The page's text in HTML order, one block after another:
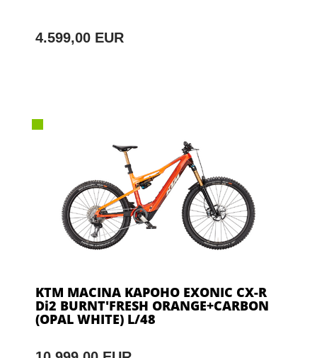
4.599,00 EUR
KTM MACINA KAPOHO EXONIC CX-R
Di2 BURNT'FRESH ORANGE+CARBON
(OPAL WHITE) L/48